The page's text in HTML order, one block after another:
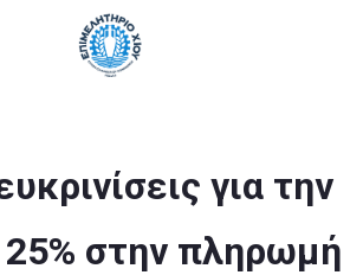
για την
στην πληρωμή